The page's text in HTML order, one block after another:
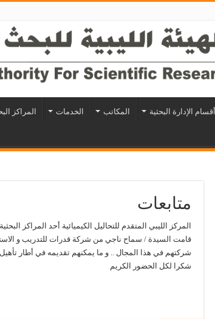
أقسام الإدارة البحثية المكاتب الخدمات المراكز
متابعات
المركز الليبي المتقدم للتحاليل الكيميائية أحد المراكز
قامت السيدة / سماح ناجي من شركة قدرات للتدريب و
شركتهم في هذا المجال .. و ما يمكنهم تقديمه في أطار تأهيل
شكرا لكل الحضور الكريم